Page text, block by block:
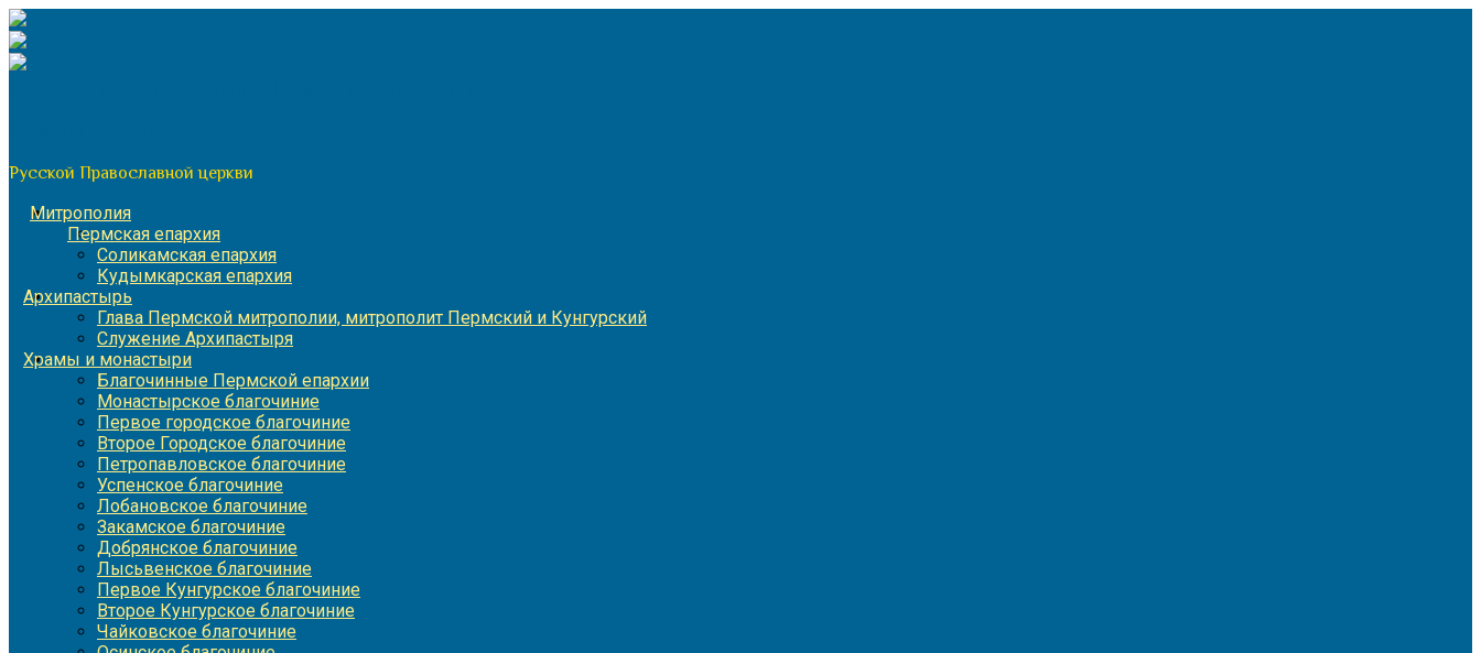
Перейти
к
содержимому
Русской Православной церкви
Митрополия
Пермская епархия
Соликамская епархия
Кудымкарская епархия
Архипастырь
Глава Пермской митрополии, митрополит Пермский и Кунгурский
Служение Архипастыря
Храмы и монастыри
Благочинные Пермской епархии
Монастырское благочиние
Первое городское благочиние
Второе Городское благочиние
Петропавловское благочиние
Успенское благочиние
Лобановское благочиние
Закамское благочиние
Добрянское благочиние
Лысьвенское благочиние
Первое Кунгурское благочиние
Второе Кунгурское благочиние
Чайковское благочиние